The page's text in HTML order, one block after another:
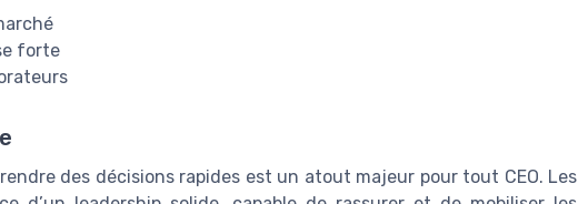
forte
des décisions rapides est un atout majeur pour tout CEO. Les